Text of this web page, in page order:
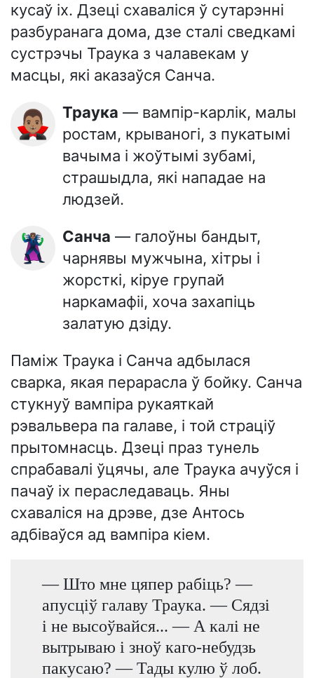
кусаў іх. Дзеці схаваліся ў сутарэнні
разбуранага дома, дзе сталі сведкамі
сустрэчы Траука з чалавекам у
масцы, які аказаўся Санча.
🧛🏽‍♂️ Траука — вампір-карлік, малы
ростам, крываногі, з пукатымі
вачыма і жоўтымі зубамі,
страшыдла, які нападае на
людзей.
🦹🏽‍♂️ Санча — галоўны бандыт,
чарнявы мужчына, хітры і
жорсткі, кіруе групай
наркамафіі, хоча захапіць
залатую дзіду.
Паміж Траука і Санча адбылася
сварка, якая перарасла ў бойку. Санча
стукнуў вампіра рукаяткай
рэвальвера па галаве, і той страціў
прытомнасць. Дзеці праз тунель
спрабавалі ўцячы, але Траука ачуўся і
пачаў іх пераследаваць. Яны
схаваліся на дрэве, дзе Антось
адбіваўся ад вампіра кіем.
— Што мне цяпер рабіць? —
апусціў галаву Траука. — Сядзі
і не высоўвайся... — А калі не
вытрываю і зноў каго-небудзь
пакусаю? — Тады кулю ў лоб.